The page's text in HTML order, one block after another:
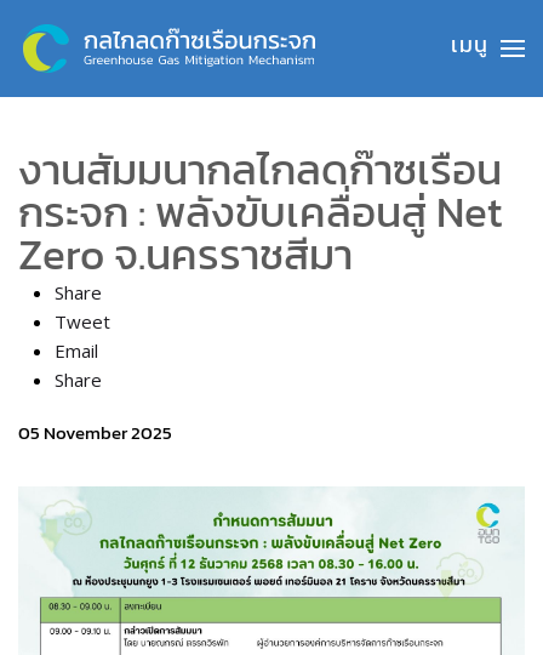
Skip to main content
งานสัมมนากลไกลดก๊าซเรือน
กระจก : พลังขับเคลื่อนสู่ Net
Zero จ.นครราชสีมา
Share
Tweet
Email
Share
05 November 2025